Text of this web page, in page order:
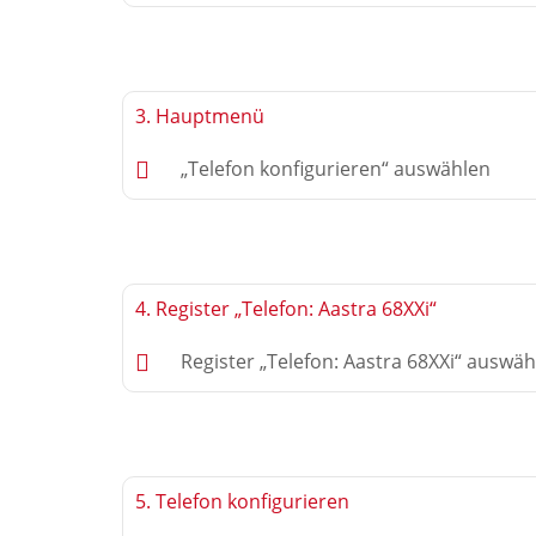
3. Hauptmenü
„Telefon konfigurieren“ auswählen
4. Register „Telefon: Aastra 68XXi“
Register „Telefon: Aastra 68XXi“
5. Telefon konfigurieren